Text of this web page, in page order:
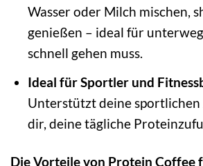
Wasser oder Milch mischen,
genießen – ideal für
schnell gehen muss.
Ideal für Sportler und
Unterstützt deine
dir, deine tägliche
Die Vorteile von Protein Coffee